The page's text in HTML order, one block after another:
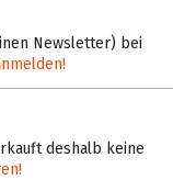
Newsletter) bei
deshalb keine